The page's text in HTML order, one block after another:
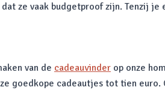
ze vaak budgetproof zijn. Tenzij
van de cadeauvinder op onze
goedkope cadeautjes tot tien